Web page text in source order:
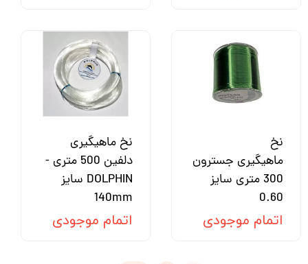
نخ
ماهیگیری جسترون
300 متری سایز
0.60
اتمام موجودی
نخ ماهیگیری
دلفین 500 متری -
DOLPHIN سایز
140mm
اتمام موجودی